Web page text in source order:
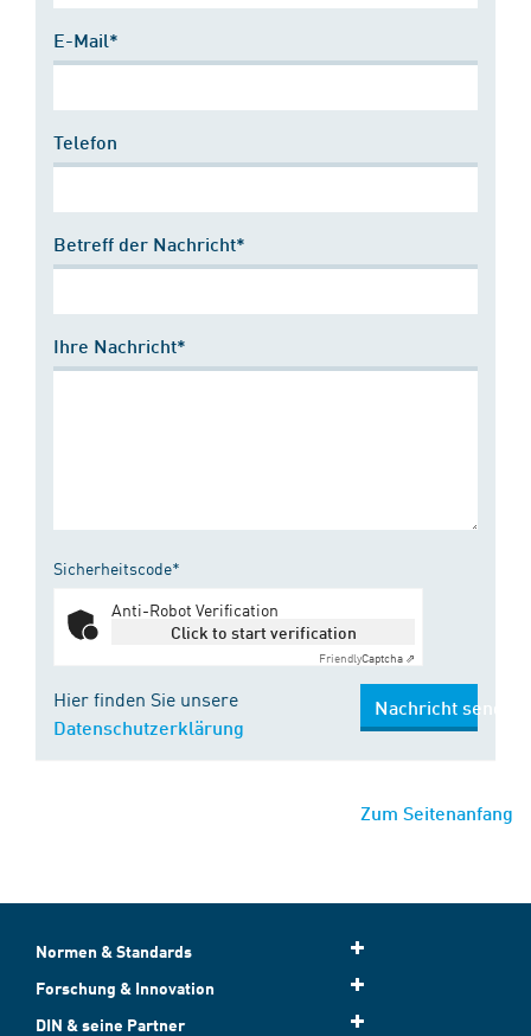
E-Mail*
Telefon
Betreff der Nachricht*
Ihre Nachricht*
Sicherheitscode*
Anti-Robot Verification
Click to start verification
FriendlyCaptcha ⇗
Hier finden Sie unsere
Datenschutzerklärung
Nachricht senden
Zum Seitenanfang
Normen & Standards
Forschung & Innovation
DIN & seine Partner